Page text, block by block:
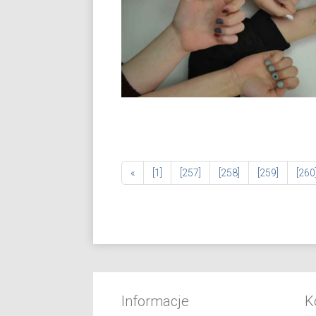
« [1] [257] [258] [259]
Informacje